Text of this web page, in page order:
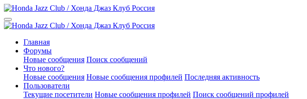
Главная
Форумы
Новые сообщения Поиск сообщений
Что нового?
Новые сообщения Новые сообщения профилей Последняя активность
Пользователи
Текущие посетители Новые сообщения профилей Поиск сообщений профилей